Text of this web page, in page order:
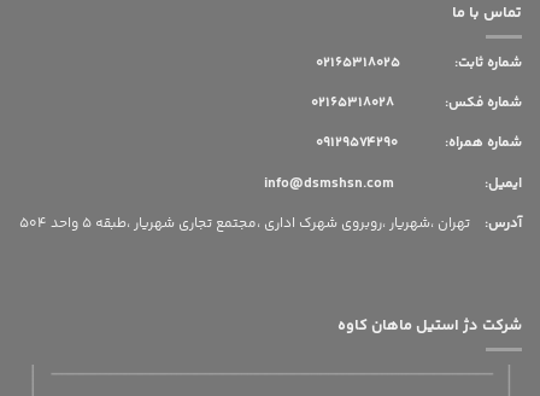
تماس با ما
شماره ثابت:
شماره فکس: 02165318028
شماره همراه: 09129574290
ایمیل: info@dsmshsn.com
آدرس: تهران ،شهریار ،روبروی شهرک اداری ،مجتمع تجاری شهریار ،طبقه 5 واحد 504
شرکت دژ استیل ماهان کاوه